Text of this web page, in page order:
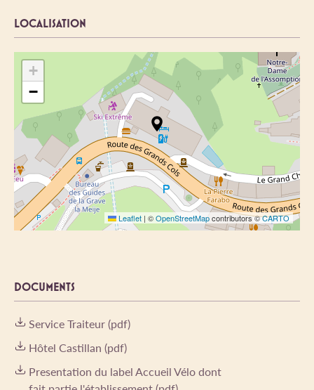
LOCALISATION
+
−
Leaflet | ©OpenStreetMapcontributors ©CARTO
DOCUMENTS
Service Traiteur (pdf)
Hôtel Castillan (pdf)
Presentation du label Accueil Vélo dont